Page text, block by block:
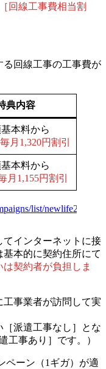
［回線工事費相当割
る回線工事の工事費が
典内容
基本料から
毎月1,320円割引
基本料から
月 1,155円割引
list/newlife2024-
てインターネットに接
基本的に契約住所にて
契約者が負担しま
事業者が訪問して実
［派遣工事なし］とな
工事あり］です。）
ペーン（1ギガ）が適